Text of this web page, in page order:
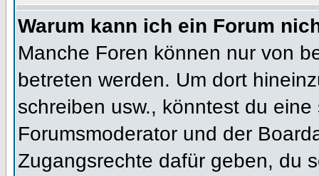
Warum kann ich ein Forum
Manche Foren können nur von
betreten werden. Um dort
schreiben usw., könntest du
Forumsmoderator und der
Zugangsrechte dafür geben, du